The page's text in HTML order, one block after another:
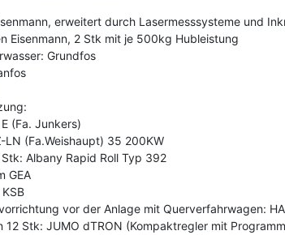
erweitert durch Lasermesssysteme und
Eisenmann, 2 Stk mit je 500kg Hubleistung
Grundfos
(Fa. Junkers)
LN (Fa.Weishaupt) 35 200KW
Albany Rapid Roll Typ 392
GEA
vor der Anlage mit Querverfahrwagen:
12 Stk: JUMO dTRON (Kompaktregler mit